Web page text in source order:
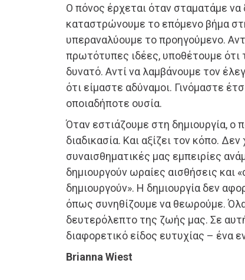
Ο πόνος έρχεται όταν σταματάμε να
καταστρώνουμε το επόμενο βήμα
υπεραναλύουμε το προηγούμενο.
πρωτότυπες ιδέες, υποθέτουμε ότι
δυνατό. Αντί να λαμβάνουμε τον
ότι είμαστε αδύναμοι. Γινόμαστε
οποιαδήποτε ουσία.
Όταν εστιάζουμε στη δημιουργία,
διαδικασία. Και αξίζει τον κόπο.
συναισθηματικές μας εμπειρίες
δημιουργούν ωραίες αισθήσεις και
δημιουργούν». Η δημιουργία δεν
όπως συνηθίζουμε να θεωρούμε. Όλα
δευτερόλεπτο της ζωής μας. Σε
διαφορετικό είδος ευτυχίας – ένα
Brianna Wiest